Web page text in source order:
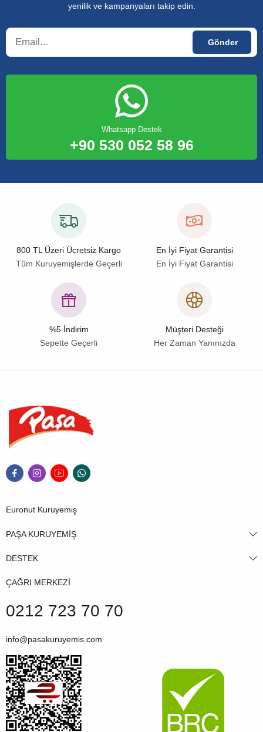
yenilik ve kampanyaları takip edin.
Whatsapp Destek
+90 530 052 58 96
800 TL Üzeri Ücretsiz Kargo
Tüm Kuruyemişlerde Geçerli
En İyi Fiyat Garantisi
En İyi Fiyat Garantisi
%5 İndirim
Sepette Geçerli
Müşteri Desteği
Her Zaman Yanınızda
Euronut Kuruyemiş
PAŞA KURUYEMİŞ
DESTEK
ÇAĞRI MERKEZİ
0212 723 70 70
info@pasakuruyemis.com